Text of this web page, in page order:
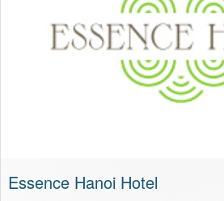
Essence Hanoi Hotel